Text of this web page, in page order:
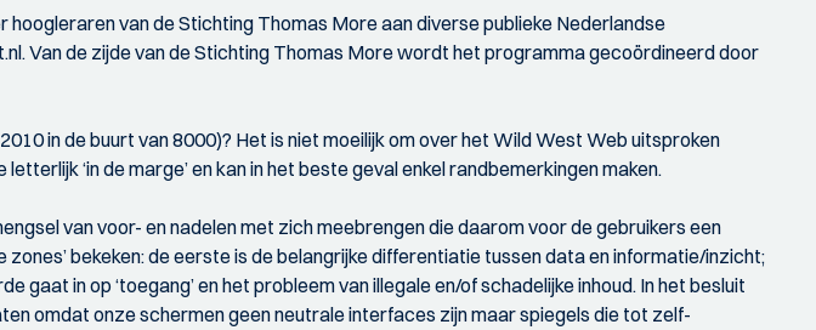
van de Stichting Thomas More aan diverse publieke Nederlandse
Van de zijde van de Stichting Thomas More wordt het programma gecoördineerd door
in de buurt van 8000)? Het is niet moeilijk om over het Wild West Web uitsproken
‘in de marge’ en kan in het beste geval enkel randbemerkingen maken.
van voor- en nadelen met zich meebrengen die daarom voor de gebruikers een
bekeken: de eerste is de belangrijke differentiatie tussen data en informatie/inzicht;
in op ‘toegang’ en het probleem van illegale en/of schadelijke inhoud. In het besluit
omdat onze schermen geen neutrale interfaces zijn maar spiegels die tot zelf-